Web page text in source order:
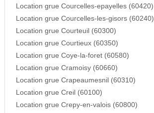
Location grue Courcelles-epayelles (60420)
Location grue Courcelles-les-gisors (60240)
Location grue Courteuil (60300)
Location grue Courtieux (60350)
Location grue Coye-la-foret (60580)
Location grue Cramoisy (60660)
Location grue Crapeaumesnil (60310)
Location grue Creil (60100)
Location grue Crepy-en-valois (60800)